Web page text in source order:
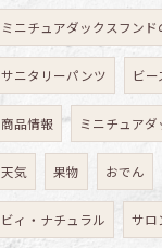
ミニチュアダックスフン
サニタリーパンツ ビ
商品情報 ミニチュアダ
天気 果物 おでん
ビィ・ナチュラル サロ